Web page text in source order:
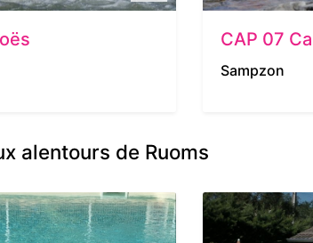
CAP 07
Sampzon
alentours de Ruoms